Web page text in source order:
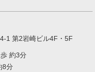
1 第2岩崎ビル4F・5F
約3分
8分